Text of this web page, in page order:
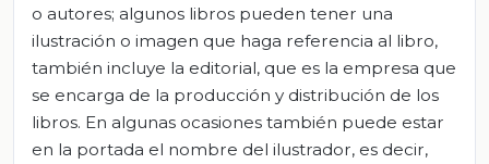
o autores; algunos libros pueden tener una
ilustración o imagen que haga referencia al libro,
también incluye la editorial, que es la empresa que
se encarga de la producción y distribución de los
libros. En algunas ocasiones también puede estar
en la portada el nombre del ilustrador, es decir,